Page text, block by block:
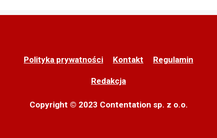
Polityka prywatności Kontakt Regulamin
Redakcja
Copyright © 2023 Contentation sp. z o.o.